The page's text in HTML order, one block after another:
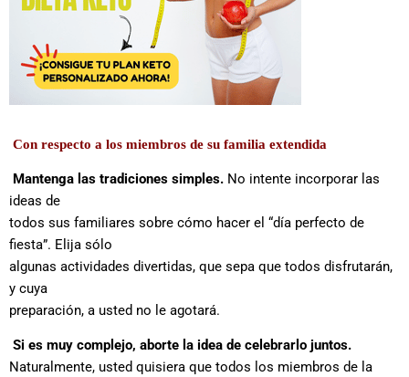
Con respecto a los miembros de su familia extendida
Mantenga las tradiciones simples. No intente incorporar las
ideas de
todos sus familiares sobre cómo hacer el “día perfecto de
fiesta”. Elija sólo
algunas actividades divertidas, que sepa que todos disfrutarán,
y cuya
preparación, a usted no le agotará.
Si es muy complejo, aborte la idea de celebrarlo juntos.
Naturalmente, usted quisiera que todos los miembros de la